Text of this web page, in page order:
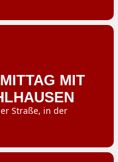
MIT
Straße, in der